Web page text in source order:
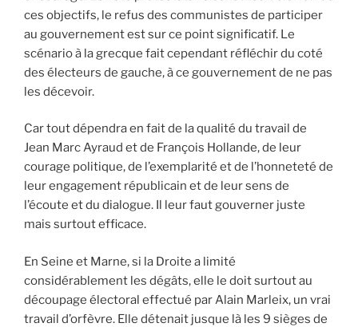
ces objectifs, le refus des communistes de participer
au gouvernement est sur ce point significatif. Le
scénario à la grecque fait cependant réfléchir du coté
des électeurs de gauche, à ce gouvernement de ne pas
les décevoir.
Car tout dépendra en fait de la qualité du travail de
Jean Marc Ayraud et de François Hollande, de leur
courage politique, de l’exemplarité et de l’honneteté de
leur engagement républicain et de leur sens de
l’écoute et du dialogue. Il leur faut gouverner juste
mais surtout efficace.
En Seine et Marne, si la Droite a limité
considérablement les dégâts, elle le doit surtout au
découpage électoral effectué par Alain Marleix, un vrai
travail d’orfèvre. Elle détenait jusque là les 9 sièges de